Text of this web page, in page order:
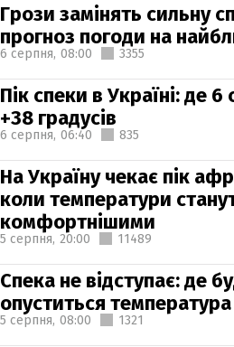
Грози замінять сильну
прогноз погоди на
6 серпня, 08:00 3355
Пік спеки в Україні: де
+38 градусів
6 серпня, 06:40 835
На Україну чекає пік
коли температури
комфортнішими
5 серпня, 20:00 11489
Спека не відступає: де
опуститься
5 серпня, 08:00 1321